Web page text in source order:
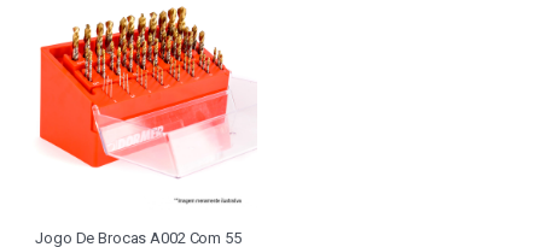
Jogo De Brocas A002 Com 55